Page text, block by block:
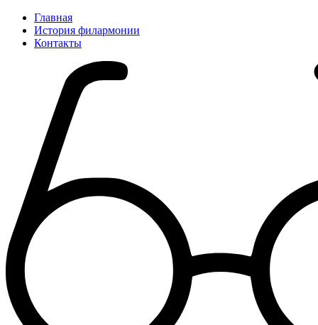
Главная
История филармонии
Контакты